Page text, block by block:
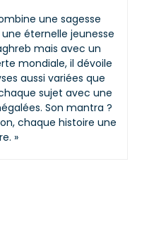
une sagesse
éternelle jeunesse
mais avec un
mondiale, il dévoile
aussi variées que
sujet avec une
Son mantra ?
chaque histoire une
»